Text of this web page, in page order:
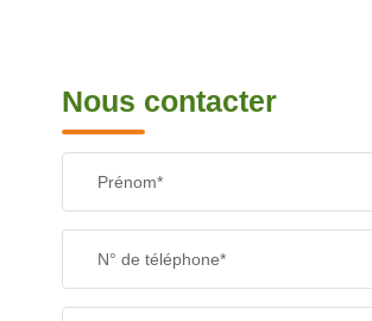
Nous contacter
Prénom*
N° de téléphone*